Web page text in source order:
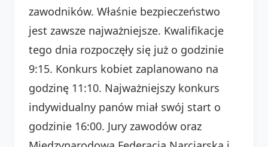
zawodników. Właśnie bezpieczeństwo
jest zawsze najważniejsze. Kwalifikacje
tego dnia rozpoczęły się już o godzinie
9:15. Konkurs kobiet zaplanowano na
godzinę 11:10. Najważniejszy konkurs
indywidualny panów miał swój start o
godzinie 16:00. Jury zawodów oraz